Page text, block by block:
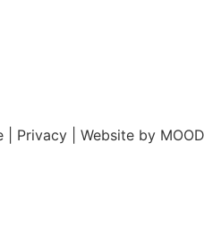
Privacy | Website by